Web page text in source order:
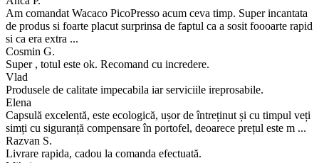
Am comandat Wacaco PicoPresso acum ceva timp. Super incantata
de produs si foarte placut surprinsa de faptul ca a sosit foooarte rapid
si ca era extra ...
Cosmin G.
Super , totul este ok. Recomand cu incredere.
Vlad
Produsele de calitate impecabila iar serviciile ireprosabile.
Elena
Capsulă excelentă, este ecologică, ușor de întreținut și cu timpul veți
simți cu siguranță compensare în portofel, deoarece prețul este m ...
Razvan S.
Livrare rapida, cadou la comanda efectuată.